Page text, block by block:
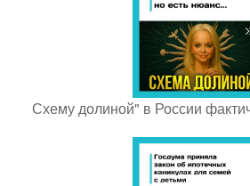
Схему долиной" в России